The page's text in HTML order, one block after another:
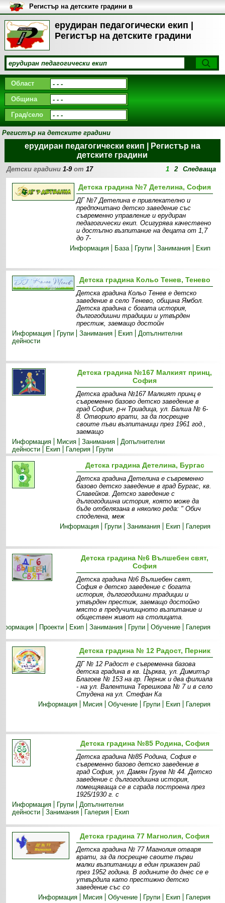
ерудиран педагогически екип |
Регистър на детските градини
Регистър на детските градини в
България
Област
Община
Град/село
Регистър на детските градини
ерудиран педагогически екип | Регистър на
детските градини
Детски градини1-9от17 1 2 Следваща
Детска градина №7 Детелина, София
ДГ №7 Детелина е привлекателно и
предпочитано детско заведение със
съвременно управление и ерудиран
педагогически екип. Осигурява качествено
и достъпно възпитание на децата от 1,7
до 7-
Информация
База Групи Занимания Екип
Детска градина Кольо Тенев, Тенево
Детска градина Кольо Тенев е детско
заведение в село Тенево, община Ямбол.
Детска градина с богата история,
дългогодишни традиции и утвърден
престиж, заемащо достойн
Информация
Групи Занимания Екип
Допълнителни
дейности
Детска градина №167 Малкият принц,
София
Детска градина №167 Малкият принц е
съвременно базово детско заведение в
град София, р-н Триадица, ул. Балша № 6-
8. Отворило врати, за да посрещне
своите пъви възпитаници през 1961 год.,
заемащо
Информация
Мисия Занимания
Допълнителни
дейности
Екип Галерия Групи
Детска градина Детелина, Бургас
Детска градина Детелина е съвременно
базово детско заведение в град Бургас, кв.
Славейков. Детско заведение с
дългогодишна история, която може да
бъде отбелязана в няколко реда: " Обич
споделена, меж
Информация
Групи Занимания Екип Галерия
Детска градина №6 Вълшебен свят,
София
Детска градина №6 Вълшебен свят,
София е детско заведение с богата
история, дългогодишни традиции и
утвърден престиж, заемащо достойно
място в предучилищното възпитание и
обществен живот на столицата.
Проекти Екип Занимания Групи Обучение Галерия
Детска градина № 12 Радост, Перник
ДГ № 12 Радост е съвременна базова
детска градина в кв. Църква, ул. Димитър
Благоев № 153 на гр. Перник и два филиала
- на ул. Валентина Терешкова № 7 и в село
Студена на ул. Стефан Ка
Информация
Мисия Обучение Групи Екип Галерия
Детска градина №85 Родина, София
Детска градина №85 Родина, София е
съвременно базово детско заведение в
град София, ул. Дамян Груев № 44. Детско
заведение с дългогодишна история,
помещяваща се в сграда построена през
1925/1930 г. с
Информация
Групи
Допълнителни
дейности
Занимания Галерия Екип
Детска градина 77 Магнолия, София
Детска градина № 77 Магнолия отваря
врати, за да посрещне своите първи
малки възпитаници в един приказен рай
през 1952 година. В годините до днес се е
утвърдила като престижно детско
заведение със со
Информация
Мисия Обучение Групи Екип Галерия